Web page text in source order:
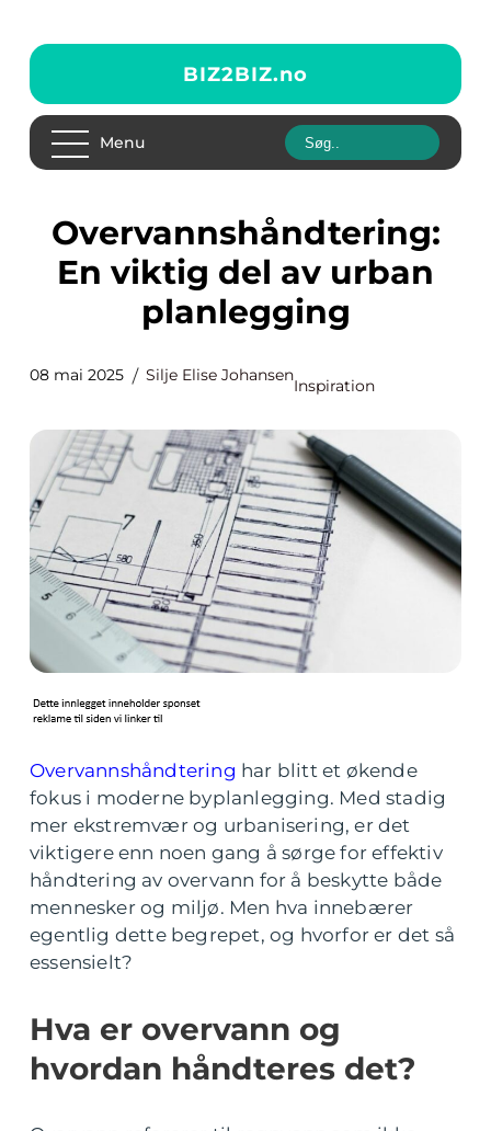
BIZ2BIZ.no
Menu
Overvannshåndtering:
En viktig del av urban
planlegging
08 mai 2025 Silje Elise Johansen
Inspiration
Overvannshåndtering har blitt et økende
fokus i moderne byplanlegging. Med stadig
mer ekstremvær og urbanisering, er det
viktigere enn noen gang å sørge for effektiv
håndtering av overvann for å beskytte både
mennesker og miljø. Men hva innebærer
egentlig dette begrepet, og hvorfor er det så
essensielt?
Hva er overvann og
hvordan håndteres det?